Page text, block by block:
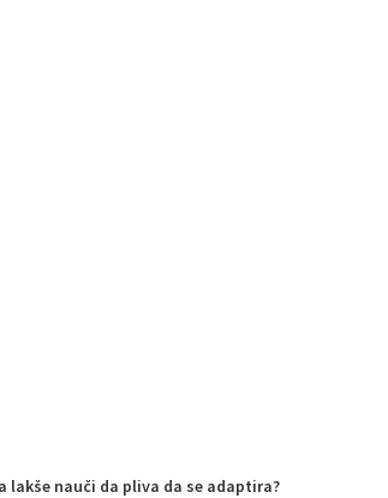
lakše nauči da pliva da se adaptira?